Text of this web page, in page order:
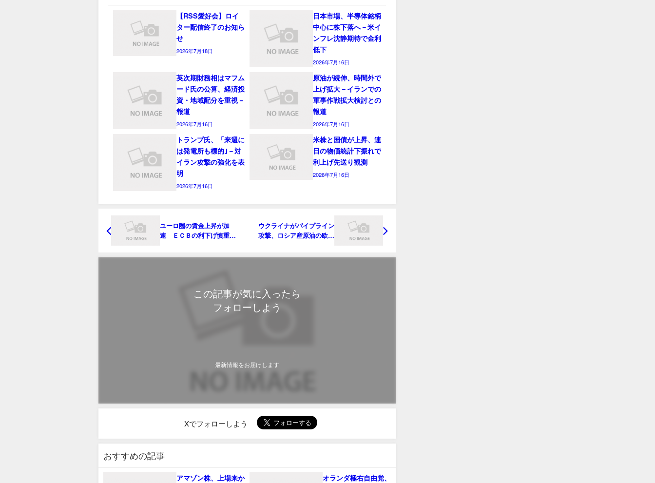
【RSS愛好会】ロイ
ター配信終了のお知ら
せ
2026年7月18日
日本市場、半導体銘柄
中心に株下落へ－米イ
ンフレ沈静期待で金利
低下
2026年7月16日
英次期財務相はマフム
ード氏の公算、経済投
資・地域配分を重視－
報道
2026年7月16日
原油が続伸、時間外で
上げ拡大－イランでの
軍事作戦拡大検討との
報道
2026年7月16日
トランプ氏、「来週に
は発電所も標的｣－対
イラン攻撃の強化を表
明
2026年7月16日
米株と国債が上昇、連
日の物価統計下振れで
利上げ先送り観測
2026年7月16日
ユーロ圏の賃金上昇が加
速 ＥＣＢの利下げ慎重姿
ウクライナがパイプライン
攻撃、ロシア産原油の欧州
この記事が気に入ったら
フォローしよう
最新情報をお届けします
Xでフォローしよう
おすすめの記事
アマゾン株、上場来か
オランダ極右自由党、